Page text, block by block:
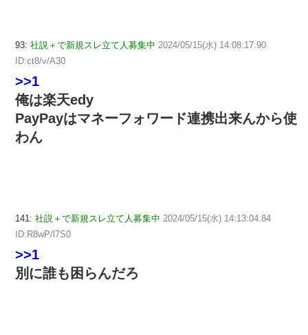
93: 社説＋で新規スレ立て人募集中 2024/05/15(水) 14:08:17.90
ID:ct8/v/A30
>>1
俺は楽天edy
PayPayはマネーフォワード連携出来んから使
わん
141: 社説＋で新規スレ立て人募集中 2024/05/15(水) 14:13:04.84
ID:R8wP/l7S0
>>1
別に誰も困らんだろ